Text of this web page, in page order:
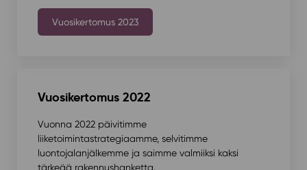
Vuosikertomus 2023
Vuosikertomus 2022
Vuonna 2022 päivitimme
liiketoimintastrategiaamme, selvitimme
luontojalanjälkemme ja saimme valmiiksi kaksi
tärkeää rakennushanketta.